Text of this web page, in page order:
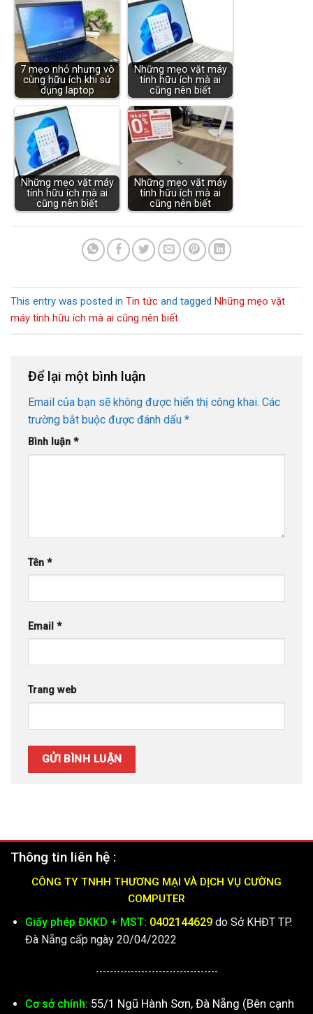
7 mẹo nhỏ nhưng vô
cùng hữu ích khi sử
dụng laptop
Những mẹo vặt máy
tính hữu ích mà ai
cũng nên biết
Những mẹo vặt máy
tính hữu ích mà ai
cũng nên biết
Những mẹo vặt máy
tính hữu ích mà ai
cũng nên biết
This entry was posted in Tin tức and tagged Những mẹo vặt
máy tính hữu ích mà ai cũng nên biết.
Để lại một bình luận
Email của bạn sẽ không được hiển thị công khai. Các
trường bắt buộc được đánh dấu *
Bình luận *
Tên *
Email *
Trang web
Thông tin liên hệ :
CÔNG TY TNHH THƯƠNG MẠI VÀ DỊCH VỤ CƯỜNG
COMPUTER
Giấy phép ĐKKD + MST: 0402144629do Sở KHĐT TP.
Đà Nẵng cấp ngày 20/04/2022
-----------------------------------
Cơ sở chính: 55/1 Ngũ Hành Sơn, Đà Nẵng (Bên cạnh